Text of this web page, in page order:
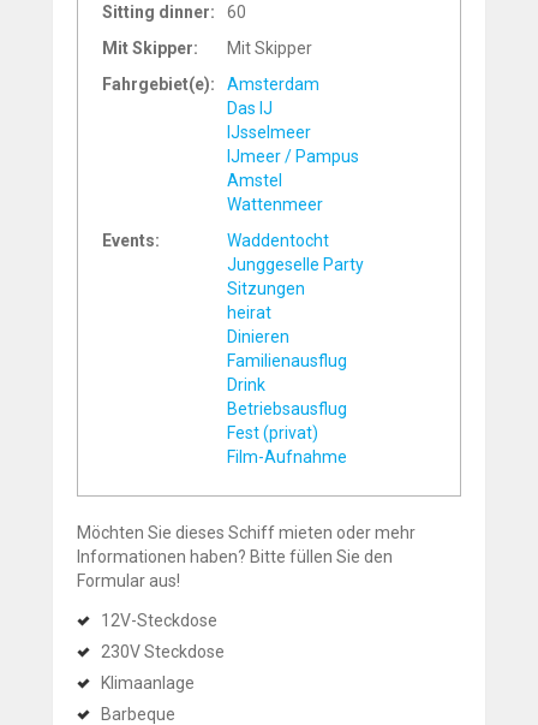
Sitting dinner:
60
Mit Skipper:
Mit Skipper
Fahrgebiet(e):
Amsterdam
Das IJ
IJsselmeer
IJmeer / Pampus
Amstel
Wattenmeer
Events:
Waddentocht
Junggeselle Party
Sitzungen
heirat
Dinieren
Familienausflug
Drink
Betriebsausflug
Fest (privat)
Film-Aufnahme
Möchten Sie dieses Schiff mieten oder mehr
Informationen haben? Bitte füllen Sie den
Formular aus!
12V-Steckdose
230V Steckdose
Klimaanlage
Barbeque